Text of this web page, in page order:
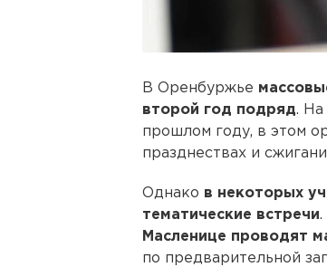
В Оренбуржье
второй год подряд. На
прошлом году, в этом
празднествах и
Однако в некоторых
тематические встречи.
Масленице проводят
по предварительной